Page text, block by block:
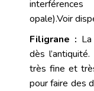
opale).Voir
Filigrane :
dès
très fine et
pour faire des